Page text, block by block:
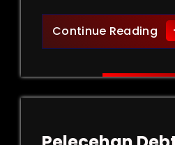
Continue Reading